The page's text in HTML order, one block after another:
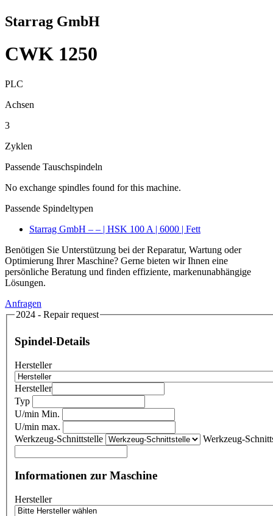
Starrag GmbH
CWK 1250
PLC
Achsen
3
Zyklen
Passende Tauschspindeln
No exchange spindles found for this machine.
Passende Spindeltypen
Starrag GmbH – – | HSK 100 A | 6000 | Fett
Benötigen Sie Unterstützung bei der Reparatur, Wartung oder
Optimierung Ihrer Maschine? Gerne bieten wir Ihnen eine
persönliche Beratung und finden effiziente, markenunabhängige
Lösungen.
Anfragen
2024 - Repair request
Spindel-Details
Hersteller
Hersteller
Typ
U/min Min.
U/min max.
Werkzeug-Schnittstelle
Werkzeug-
Informationen zur Maschine
Hersteller